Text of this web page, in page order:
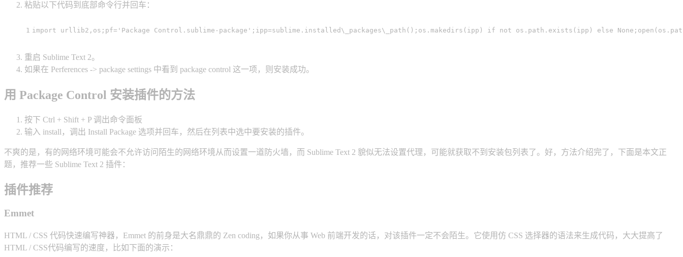
粘贴以下代码到底部命令行并回车：
1 import urllib2,os;pf= 'Package Control.sublime-package' ;ipp=sublime.installed\_packages\_path();os.makedirs(ipp) if not os.path.exists(ipp) else
重启 Sublime Text 2。
如果在 Perferences -> package settings 中看到 package control 这一项，则安装成功。
用 Package Control 安装插件的方法
按下 Ctrl + Shift + P 调出命令面板
输入 install，调出 Install Package 选项并回车，然后在列表中选中要安装的插件。
不爽的是，有的网络环境可能会不允许访问陌生的网络环境从而设置一道防火墙，而 Sublime Text 2 貌似无法设置代理，可能就获取不到安装包列表了。好，方法介绍完了，下面是本文正
题，推荐一些 Sublime Text 2 插件：
插件推荐
Emmet
HTML / CSS 代码快速编写神器，Emmet 的前身是大名鼎鼎的 Zen coding，如果你从事 Web 前端开发的话，对该插件一定不会陌生。它使用仿 CSS 选择器的语法来生成代码，大大提高了
HTML / CSS代码编写的速度，比如下面的演示：